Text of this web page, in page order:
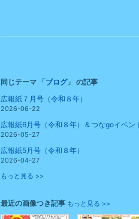
同じテーマ 「ブログ」 の記事
広報紙７月号（令和８年）
2026-06-22
広報紙6月号（令和８年）＆つなgoイベン
2026-05-27
広報紙5月号（令和８年）
2026-04-27
もっと見る >>
最近の画像つき記事 もっと見る >>